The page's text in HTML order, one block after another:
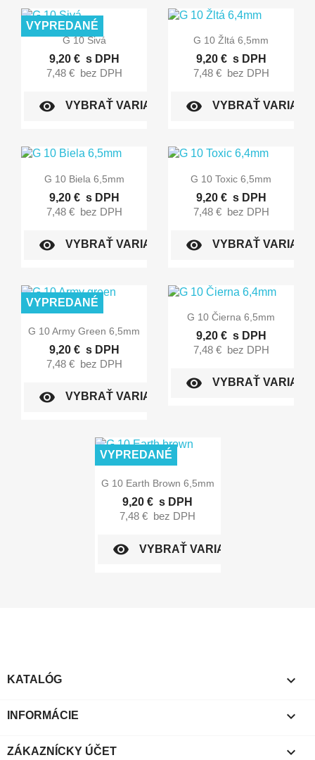
Rýchly náhľad
G 10 Sivá
9,20 € s DPH
7,48 € bez DPH
visibility VYBRAŤ VARIANT
VYPREDANÉ
 Rýchly náhľad
G 10 Žltá 6,5mm
9,20 € s DPH
7,48 € bez DPH
visibility VYBRAŤ VARIANT
 Rýchly náhľad
G 10 Biela 6,5mm
9,20 € s DPH
7,48 € bez DPH
visibility VYBRAŤ VARIANT
 Rýchly náhľad
G 10 Toxic 6,5mm
9,20 € s DPH
7,48 € bez DPH
visibility VYBRAŤ VARIANT
Rýchly náhľad
G 10 Army Green 6,5mm
9,20 € s DPH
7,48 € bez DPH
visibility VYBRAŤ VARIANT
VYPREDANÉ
Rýchly náhľad
G 10 Čierna 6,5mm
9,20 € s DPH
7,48 € bez DPH
visibility VYBRAŤ VARIANT
Rýchly náhľad
G 10 Earth Brown 6,5mm
9,20 € s DPH
7,48 € bez DPH
visibility VYBRAŤ VARIANT
VYPREDANÉ
KATALÓG 
INFORMÁCIE 
ZÁKAZNÍCKY ÚČET 